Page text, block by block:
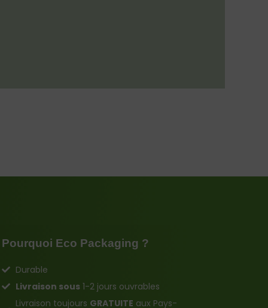
Pourquoi Eco Packaging ?
Durable
Livraison sous1-2 jours ouvrables
Livraison toujours GRATUITE aux Pays-